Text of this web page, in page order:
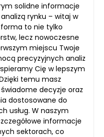
solidne informacje
rynku – witaj w
to nie tylko
lecz nowoczesne
miejscu Twoje
precyzyjnych analiz
Cię w lepszym
temu masz
decyzje oraz
dostosowane do
usług. W naszym
informacje
sektorach, co